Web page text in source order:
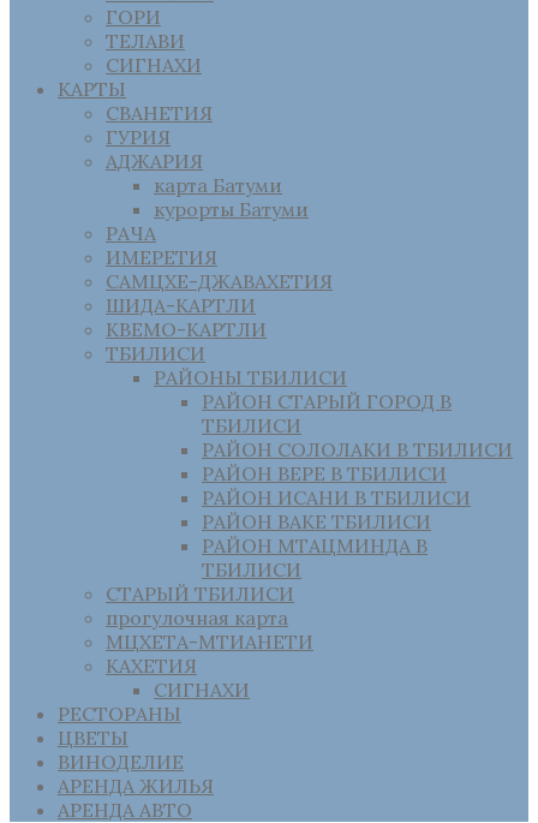
ГОРИ
ТЕЛАВИ
СИГНАХИ
КАРТЫ
СВАНЕТИЯ
ГУРИЯ
АДЖАРИЯ
карта Батуми
курорты Батуми
РАЧА
ИМЕРЕТИЯ
САМЦХЕ-ДЖАВАХЕТИЯ
ШИДА-КАРТЛИ
КВЕМО-КАРТЛИ
ТБИЛИСИ
РАЙОНЫ ТБИЛИСИ
РАЙОН СТАРЫЙ ГОРОД В
ТБИЛИСИ
РАЙОН СОЛОЛАКИ В ТБИЛИСИ
РАЙОН ВЕРЕ В ТБИЛИСИ
РАЙОН ИСАНИ В ТБИЛИСИ
РАЙОН ВАКЕ ТБИЛИСИ
РАЙОН МТАЦМИНДА В
ТБИЛИСИ
СТАРЫЙ ТБИЛИСИ
прогулочная карта
МЦХЕТА-МТИАНЕТИ
КАХЕТИЯ
СИГНАХИ
РЕСТОРАНЫ
ЦВЕТЫ
ВИНОДЕЛИЕ
АРЕНДА ЖИЛЬЯ
АРЕНДА АВТО